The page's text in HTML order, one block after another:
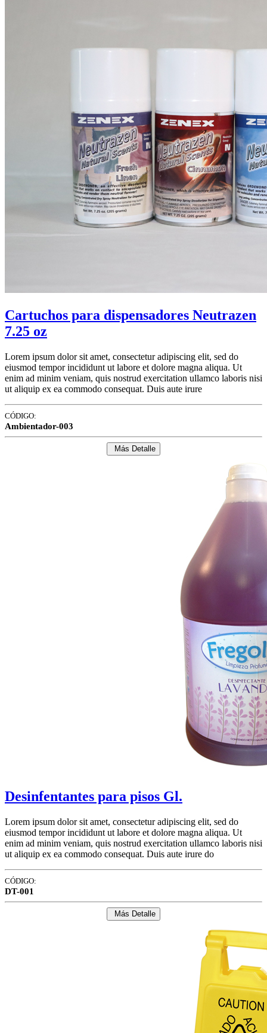
Cartuchos para dispensadores Neutrazen
7.25 oz
Lorem ipsum dolor sit amet, consectetur adipiscing elit, sed do
eiusmod tempor incididunt ut labore et dolore magna aliqua. Ut
enim ad minim veniam, quis nostrud exercitation ullamco laboris nisi
ut aliquip ex ea commodo consequat. Duis aute irure
CÓDIGO:
Ambientador-003
Más Detalle
Desinfentantes para pisos Gl.
Lorem ipsum dolor sit amet, consectetur adipiscing elit, sed do
eiusmod tempor incididunt ut labore et dolore magna aliqua. Ut
enim ad minim veniam, quis nostrud exercitation ullamco laboris nisi
ut aliquip ex ea commodo consequat. Duis aute irure do
CÓDIGO:
DT-001
Más Detalle